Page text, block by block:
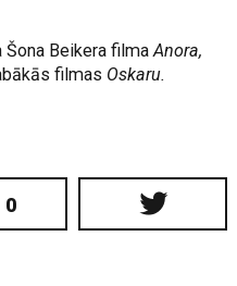
Šona Beikera filmaAnora,
filmas Oskaru.
0